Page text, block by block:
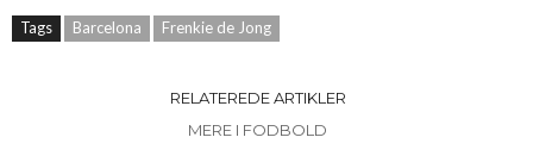
Tags Barcelona Frenkie de Jong
RELATEREDE ARTIKLER
MERE I FODBOLD